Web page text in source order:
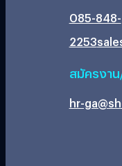
085-848-
2253
สมัครงา
hr-